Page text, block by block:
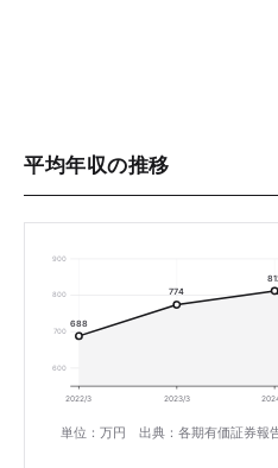
平均年収の推移
900
800
700
600
688
774
2022/3 2023/3
単位：万円 出典：各期有価証券報